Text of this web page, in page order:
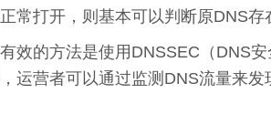
打开，则基本可以判断原DNS存
效的方法是使用DNSSEC（DNS
运营者可以通过监测DNS流量来